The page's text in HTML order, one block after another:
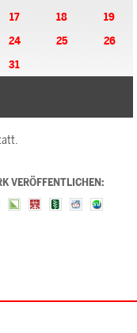
17 18
19
24 25
26
31
VERÖFFENTLICHEN: